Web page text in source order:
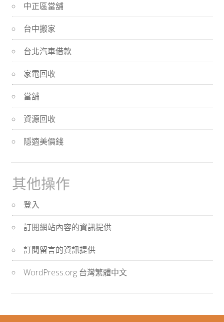
中正區當舖
台中搬家
台北汽車借款
家電回收
當舖
資源回收
隱適美價錢
其他操作
登入
訂閱網站內容的資訊提供
訂閱留言的資訊提供
WordPress.org 台灣繁體中文